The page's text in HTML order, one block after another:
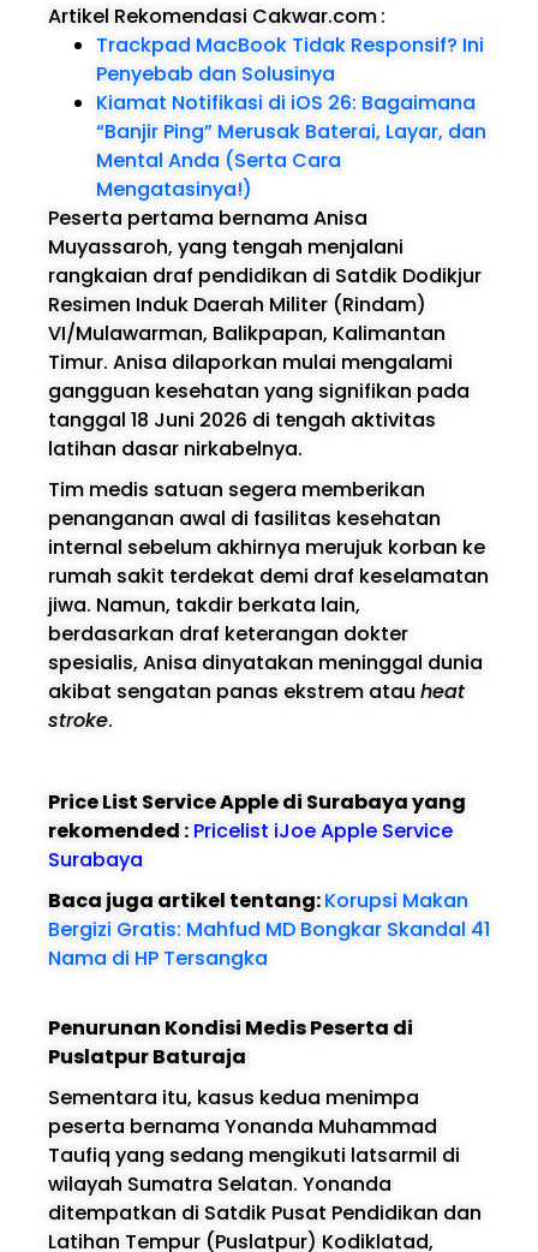
Artikel Rekomendasi Cakwar.com:
Trackpad MacBook Tidak Responsif? Ini
Penyebab dan Solusinya
Kiamat Notifikasi di iOS 26: Bagaimana
“Banjir Ping” Merusak Baterai, Layar, dan
Mental Anda (Serta Cara
Mengatasinya!)
Peserta pertama bernama Anisa
Muyassaroh, yang tengah menjalani
rangkaian draf pendidikan di Satdik Dodikjur
Resimen Induk Daerah Militer (Rindam)
VI/Mulawarman, Balikpapan, Kalimantan
Timur. Anisa dilaporkan mulai mengalami
gangguan kesehatan yang signifikan pada
tanggal 18 Juni 2026 di tengah aktivitas
latihan dasar nirkabelnya.
Tim medis satuan segera memberikan
penanganan awal di fasilitas kesehatan
internal sebelum akhirnya merujuk korban ke
rumah sakit terdekat demi draf keselamatan
jiwa. Namun, takdir berkata lain,
berdasarkan draf keterangan dokter
spesialis, Anisa dinyatakan meninggal dunia
akibat sengatan panas ekstrem atau heat
stroke.
Price List Service Apple di Surabaya yang
rekomended : Pricelist iJoe Apple Service
Surabaya
Baca juga artikel tentang:Korupsi Makan
Bergizi Gratis: Mahfud MD Bongkar Skandal 41
Nama di HP Tersangka
Penurunan Kondisi Medis Peserta di
Puslatpur Baturaja
Sementara itu, kasus kedua menimpa
peserta bernama Yonanda Muhammad
Taufiq yang sedang mengikuti latsarmil di
wilayah Sumatra Selatan. Yonanda
ditempatkan di Satdik Pusat Pendidikan dan
Latihan Tempur (Puslatpur) Kodiklatad,